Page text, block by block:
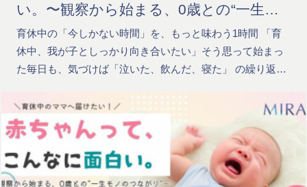
い。〜観察から始まる、0歳との“一生モ
ノのつながり”〜
育休中の「今しかない時間」を、もっと味わう1時間 「育
休中、我が子としっかり向き合いたい」そう思って始まっ
た毎日も、気づけば「泣いた、飲んだ、寝た」 の繰り返…